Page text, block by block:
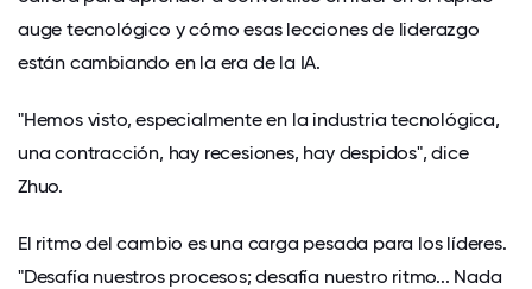
auge tecnológico y cómo esas lecciones de liderazgo
están cambiando en la era de la IA.
"Hemos visto, especialmente en la industria tecnológica,
una contracción, hay recesiones, hay despidos", dice
Zhuo.
El ritmo del cambio es una carga pesada para los líderes.
"Desafía nuestros procesos; desafía nuestro ritmo... Nada